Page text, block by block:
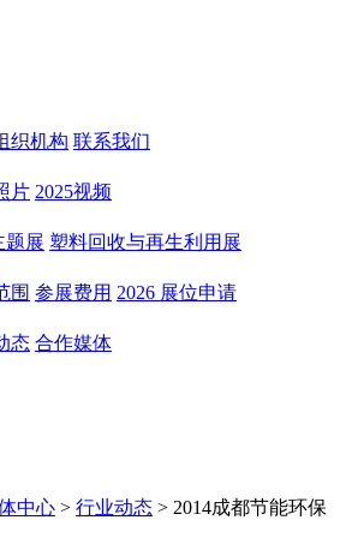
织机构 联系我们
片 2025视频
题展 塑料回收与再生利用展
围 参展费用 2026 展位申请
态 合作媒体
中心 > 行业动态 > 2014成都节能环保